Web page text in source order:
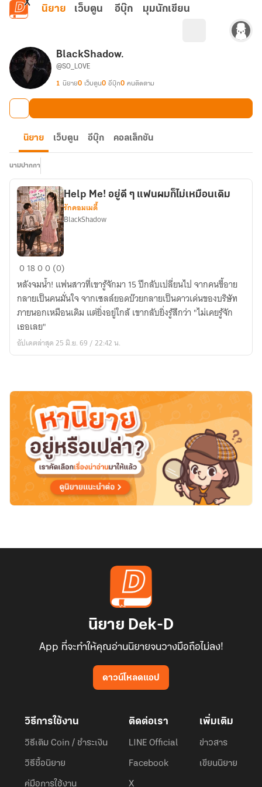
ข้ามไปยังเนื้อหาหลัก
นิยาย เว็บตูน อีบุ๊ก มุมนักเขียน
BlackShadow.
@SO_LOVE
1 นิยาย0 เว็บตูน0 อีบุ๊ก0 คนติดตาม
นิยาย เว็บตูน อีบุ๊ก คอลเล็กชัน
นามปากกา
Help
Me!
อยู่ดี
ๆ
แฟน
ผม
ก็
เดิม
Help Me! อยู่ดี ๆ แฟนผมก็ไม่เหมือนเดิม
รักคอมเมดี้
ฺฺBlackShadow
01800 (0)
หลังจมน้ำ! แฟนสาวที่เขารู้จักมา 15 ปีกลับเปลี่ยนไป จากคนขี้อาย
กลายเป็นคนมั่นใจ จากเซลล์ยอดบ๊วยกลายเป็นดาวเด่นของบริษัท
ภายนอกเหมือนเดิม แต่ยิ่งอยู่ใกล้ เขากลับยิ่งรู้สึกว่า "ไม่เคยรู้จัก
เธอเลย"
อัปเดตล่าสุด 25 มิ.ย. 69 / 22:42 น.
นิยาย Dek-D
App ที่จะทำให้คุณอ่านนิยายจนวางมือถือไม่ลง!
ดาวน์โหลดแอป
วิธีการใช้งาน
วิธีเติม Coin / ชำระเงิน
วิธีซื้อนิยาย
คู่มือการใช้งาน
ติดต่อเรา
LINE Official
Facebook
X
เพิ่มเติม
ข่าวสาร
เขียนนิยาย